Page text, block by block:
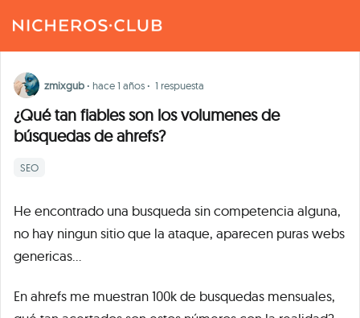
zmixgub · hace 1 años · 1 respuesta
¿Qué tan fiables son los volumenes de
búsquedas de ahrefs?
SEO
He encontrado una busqueda sin competencia alguna,
no hay ningun sitio que la ataque, aparecen puras webs
genericas...
En ahrefs me muestran 100k de busquedas mensuales,